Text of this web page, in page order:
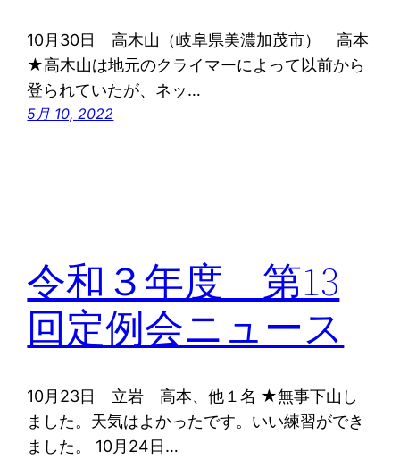
10月30日 高木山（岐阜県美濃加茂市） 高本
★高木山は地元のクライマーによって以前から
登られていたが、ネッ…
5月 10, 2022
令和３年度 第13
回定例会ニュース
10月23日 立岩 高本、他１名 ★無事下山し
ました。天気はよかったです。いい練習ができ
ました。 10月24日…